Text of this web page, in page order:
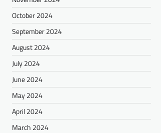
October 2024
September 2024
August 2024
July 2024
June 2024
May 2024
April 2024
March 2024